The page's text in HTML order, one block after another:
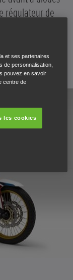
régulateur de
et ses partenaires
de personnalisation,
pouvez en savoir
centre de
les cookies